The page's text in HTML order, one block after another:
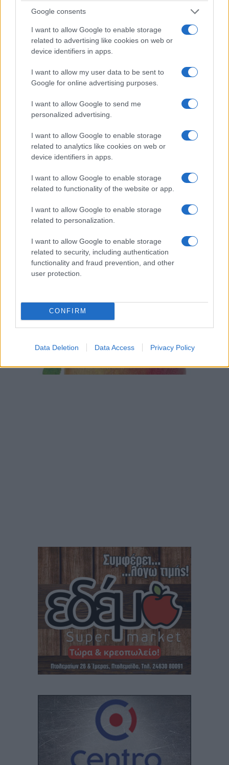
Google consents
I want to allow Google to enable storage
related to advertising like cookies on web or
device identifiers in apps.
I want to allow my user data to be sent to
Google for online advertising purposes.
I want to allow Google to send me
personalized advertising.
I want to allow Google to enable storage
related to analytics like cookies on web or
device identifiers in apps.
I want to allow Google to enable storage
related to functionality of the website or app.
I want to allow Google to enable storage
related to personalization.
I want to allow Google to enable storage
related to security, including authentication
functionality and fraud prevention, and other
user protection.
CONFIRM
Data Deletion Data Access Privacy Policy